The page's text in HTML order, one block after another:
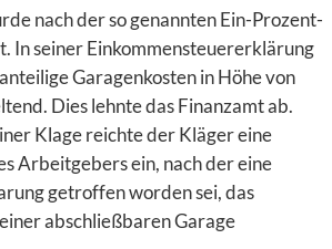
nach der so genannten Ein-Prozent-
In seiner Einkommensteuererklärung
Garagenkosten in Höhe von
Dies lehnte das Finanzamt ab.
Klage reichte der Kläger eine
Arbeitgebers ein, nach der eine
getroffen worden sei, das
abschließbaren Garage